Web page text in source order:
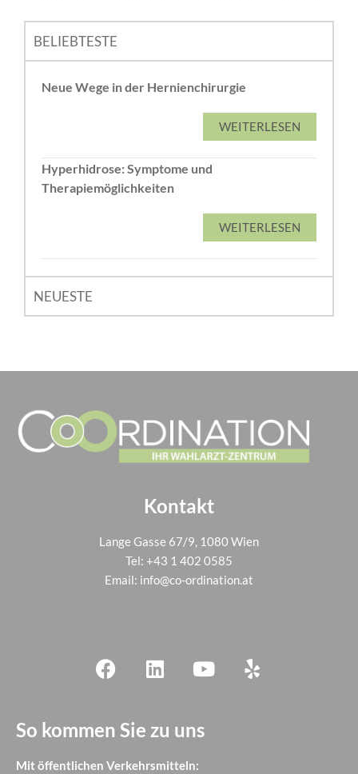
BELIEBTESTE
Neue Wege in der Hernienchirurgie
WEITERLESEN
Hyperhidrose: Symptome und
Therapiemöglichkeiten
WEITERLESEN
NEUESTE
Kontakt
Lange Gasse 67/9, 1080 Wien
Tel: +43 1 402 0585
Email: info@co-ordination.at
So kommen Sie zu uns
Mit öffentlichen Verkehrsmitteln: